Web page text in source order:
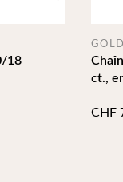
18
ct.,
CHF